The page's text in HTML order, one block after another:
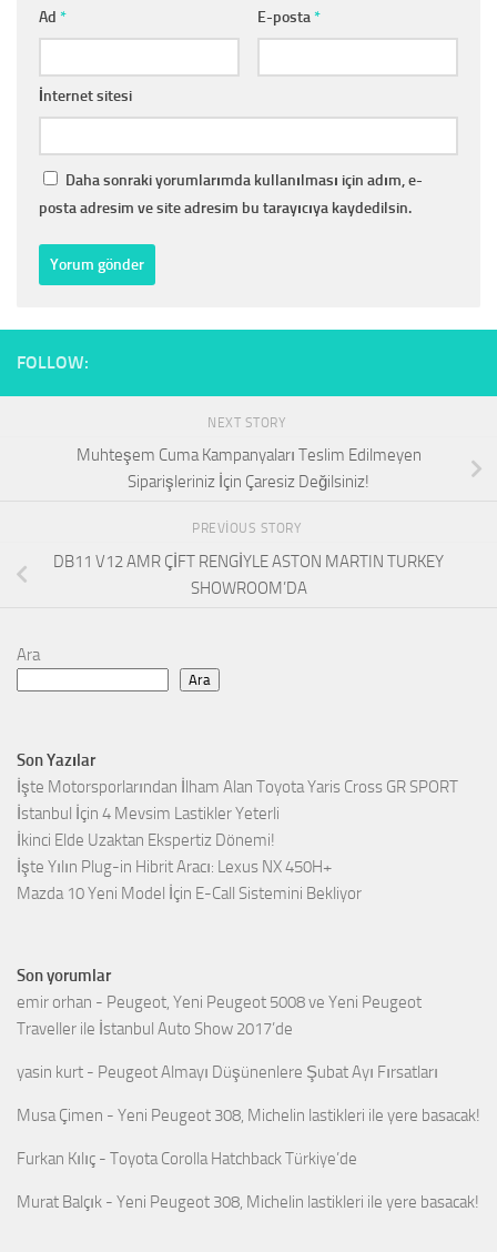
Ad * E-posta*
İnternet sitesi
Daha sonraki yorumlarımda kullanılması için adım, e-
posta adresim ve site adresim bu tarayıcıya kaydedilsin.
FOLLOW:
NEXT STORY
Muhteşem Cuma Kampanyaları Teslim Edilmeyen
Siparişleriniz İçin Çaresiz Değilsiniz!
PREVIOUS STORY
DB11 V12 AMR ÇİFT RENGİYLE ASTON MARTIN TURKEY
SHOWROOM’DA
Ara
Ara
Son Yazılar
İşte Motorsporlarından İlham Alan Toyota Yaris Cross GR SPORT
İstanbul İçin 4 Mevsim Lastikler Yeterli
İkinci Elde Uzaktan Ekspertiz Dönemi!
İşte Yılın Plug-in Hibrit Aracı: Lexus NX 450H+
Mazda 10 Yeni Model İçin E-Call Sistemini Bekliyor
Son yorumlar
emir orhan - Peugeot, Yeni Peugeot 5008 ve Yeni Peugeot
Traveller ile İstanbul Auto Show 2017’de
yasin kurt - Peugeot Almayı Düşünenlere Şubat Ayı Fırsatları
Musa Çimen - Yeni Peugeot 308, Michelin lastikleri ile yere basacak!
Furkan Kılıç - Toyota Corolla Hatchback Türkiye’de
Murat Balçık - Yeni Peugeot 308, Michelin lastikleri ile yere basacak!